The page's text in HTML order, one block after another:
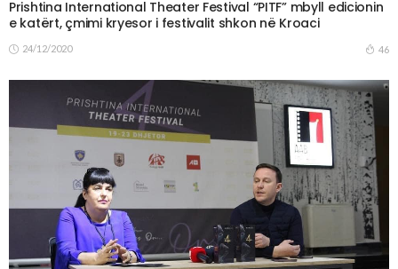
Prishtina International Theater Festival “PITF” mbyll edicionin
e katërt, çmimi kryesor i festivalit shkon në Kroaci
24/12/2020 46